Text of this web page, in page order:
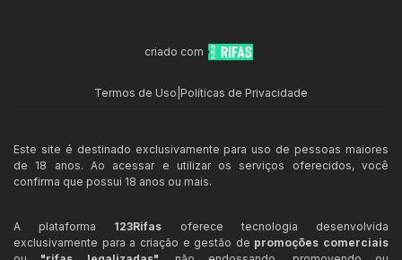
criado com
Termos de Uso Políticas de Privacidade
Este site é destinado exclusivamente para uso de pessoas maiores
de 18 anos. Ao acessar e utilizar os serviços oferecidos, você
confirma que possui 18 anos ou mais.
A plataforma 123Rifas oferece tecnologia desenvolvida
exclusivamente para a criação e gestão de promoções comerciais